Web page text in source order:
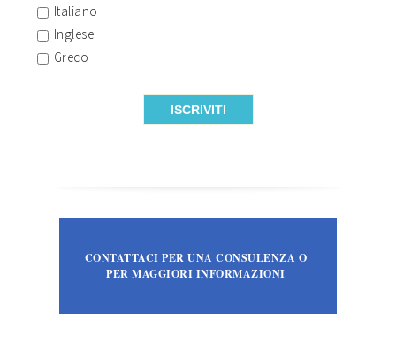
Italiano
Inglese
Greco
CONTATTACI PER UNA CONSULENZA O
PER MAGGIORI INFORMAZIONI